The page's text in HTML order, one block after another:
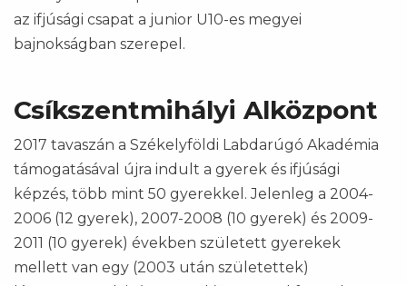
az ifjúsági csapat a junior U10-es megyei
bajnokságban szerepel.
Csíkszentmihályi Alközpont
2017 tavaszán a Székelyföldi Labdarúgó Akadémia
támogatásával újra indult a gyerek és ifjúsági
képzés, több mint 50 gyerekkel. Jelenleg a 2004-
2006 (12 gyerek), 2007-2008 (10 gyerek) és 2009-
2011 (10 gyerek) években született gyerekek
mellett van egy (2003 után születettek)